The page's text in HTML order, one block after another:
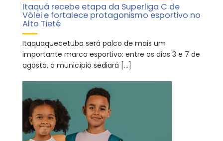
Itaquá recebe etapa da Superliga C de
Vôlei e fortalece protagonismo esportivo no
Alto Tietê
Itaquaquecetuba será palco de mais um
importante marco esportivo: entre os dias 3 e 7 de
agosto, o município sediará […]